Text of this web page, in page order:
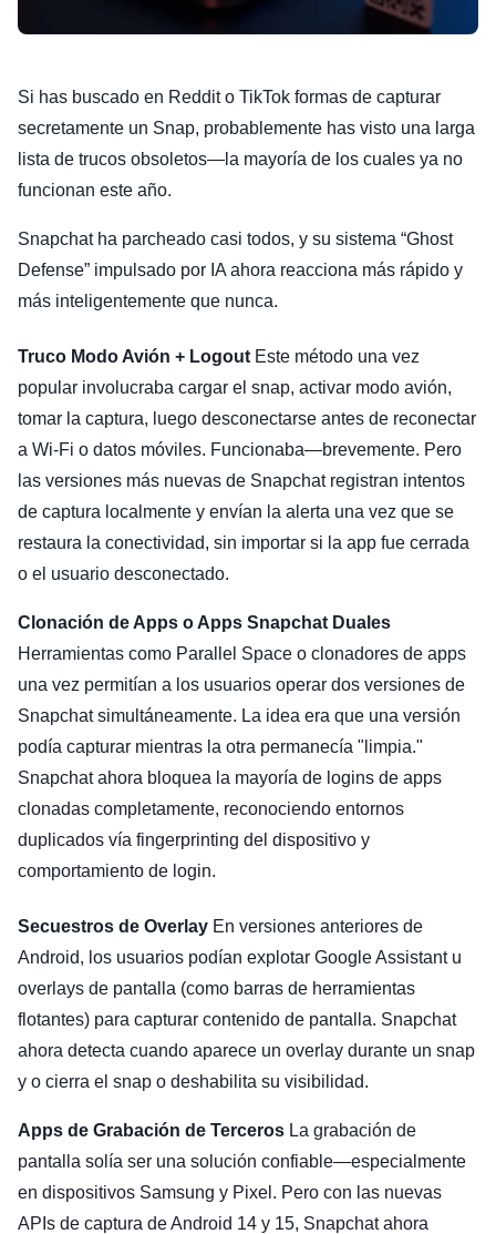
Si has buscado en Reddit o TikTok formas de capturar
secretamente un Snap, probablemente has visto una larga
lista de trucos obsoletos—la mayoría de los cuales ya no
funcionan este año.
Snapchat ha parcheado casi todos, y su sistema “Ghost
Defense” impulsado por IA ahora reacciona más rápido y
más inteligentemente que nunca.
Truco Modo Avión + Logout Este método una vez
popular involucraba cargar el snap, activar modo avión,
tomar la captura, luego desconectarse antes de reconectar
a Wi-Fi o datos móviles. Funcionaba—brevemente. Pero
las versiones más nuevas de Snapchat registran intentos
de captura localmente y envían la alerta una vez que se
restaura la conectividad, sin importar si la app fue cerrada
o el usuario desconectado.
Clonación de Apps o Apps Snapchat Duales
Herramientas como Parallel Space o clonadores de apps
una vez permitían a los usuarios operar dos versiones de
Snapchat simultáneamente. La idea era que una versión
podía capturar mientras la otra permanecía "limpia."
Snapchat ahora bloquea la mayoría de logins de apps
clonadas completamente, reconociendo entornos
duplicados vía fingerprinting del dispositivo y
comportamiento de login.
Secuestros de Overlay En versiones anteriores de
Android, los usuarios podían explotar Google Assistant u
overlays de pantalla (como barras de herramientas
flotantes) para capturar contenido de pantalla. Snapchat
ahora detecta cuando aparece un overlay durante un snap
y o cierra el snap o deshabilita su visibilidad.
Apps de Grabación de Terceros La grabación de
pantalla solía ser una solución confiable—especialmente
en dispositivos Samsung y Pixel. Pero con las nuevas
APIs de captura de Android 14 y 15, Snapchat ahora